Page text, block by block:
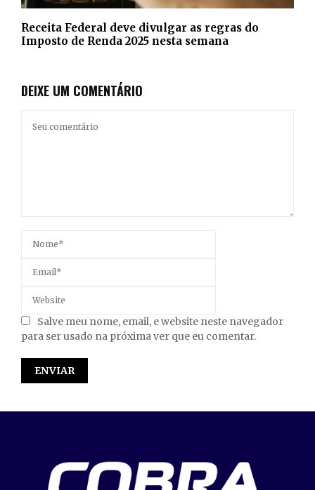
Receita Federal deve divulgar as regras do
Imposto de Renda 2025 nesta semana
DEIXE UM COMENTÁRIO
Salve meu nome, email, e website neste navegador
para ser usado na próxima ver que eu comentar.